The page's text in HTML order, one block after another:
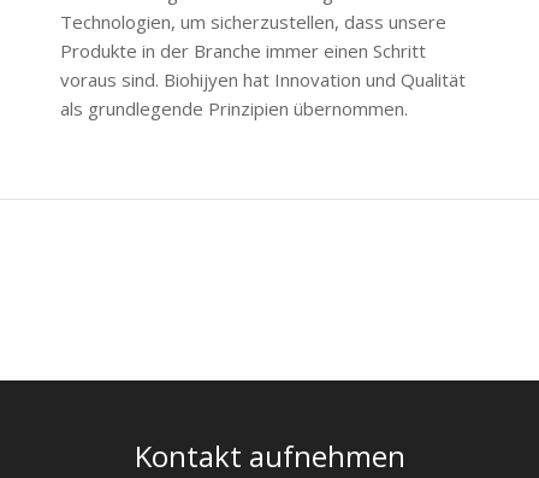
Technologien, um sicherzustellen, dass unsere
Produkte in der Branche immer einen Schritt
voraus sind. Biohijyen hat Innovation und Qualität
als grundlegende Prinzipien übernommen.
Kontakt aufnehmen